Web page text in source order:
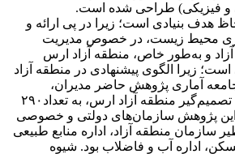
و فیزیکی) طراحی شده است.
هدف بنیادی است؛ زیرا در پی ارائه و
محیط زیست، در خصوص مدیریت
و به‌طور خاص، منطقه آزاد ارس
زیرا الگوی پیشنهادی در منطقه آزاد
آماری پژوهش حاضر مدیران،
مسئولان و کارشناسان تصمیم‌گیر منطقه آزاد ارس، به تعداد۲۹۰
این پژوهش سازمان‌های دولتی و خصوصی
سازمان منطقه آزاد، اداره منابع طبیعی
اداره آب و فاضلاب بود. شیوه